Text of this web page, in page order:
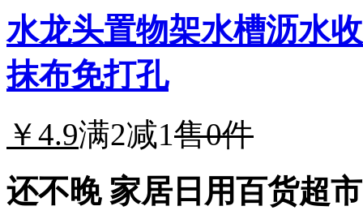
水龙头置物架水槽沥水
抹布免打孔
￥4.9满2减1售0件
还不晚 家居日用百货超市